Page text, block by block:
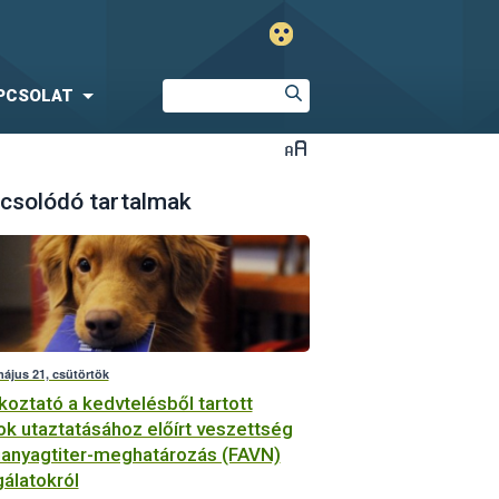
tartalmak
21, csütörtök
a kedvtelésből tartott
utaztatásához előírt veszettség
meghatározás (FAVN)